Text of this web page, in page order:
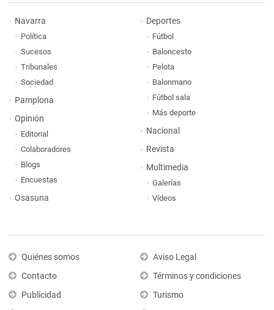
Navarra
Política
Sucesos
Tribunales
Sociedad
Pamplona
Opinión
Editorial
Colaboradores
Blogs
Encuestas
Osasuna
Deportes
Fútbol
Baloncesto
Pelota
Balonmano
Fútbol sala
Más deporte
Nacional
Revista
Multimedia
Galerías
Vídeos
Quiénes somos
Contacto
Publicidad
Aviso Legal
Términos y condiciones
Turismo